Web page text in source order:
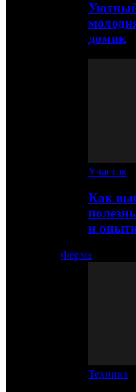
Уютный
домик
Участок
Как
и
Ферма
Техника